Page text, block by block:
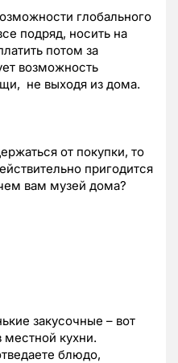
глобального
подряд, носить на
потом за
возможность
не выходя из дома.
от покупки, то
пригодится
вам музей дома?
закусочные – вот
местной кухни.
блюдо,